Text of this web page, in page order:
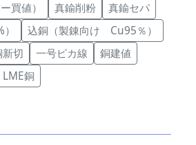
買値）
真鍮削粉
真鍮セパ
込銅（製錬向け Cu95％）
切 一号ピカ線
銅建値
LME銅